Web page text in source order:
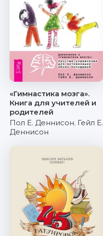
«Гимнастика мозга».
Книга для учителей и
родителей
Пол Е. Деннисон, Гейл Е.
Деннисон